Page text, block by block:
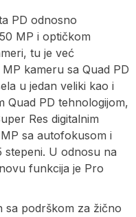
PD odnosno
MP i optičkom
tu je već
kameru sa Quad PD
u jedan veliki kao i
Quad PD tehnologijom,
Res digitalnim
sa autofokusom i
stepeni. U odnosu na
funkcija je Pro
sa podrškom za žično